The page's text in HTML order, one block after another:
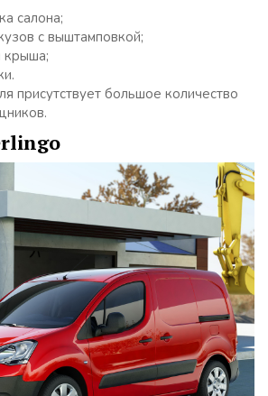
салона;
с выштамповкой;
крыша;
присутствует большое количество